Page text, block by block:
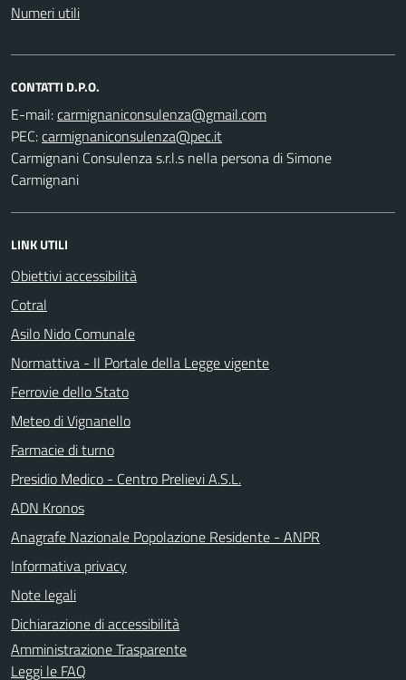
Numeri utili
CONTATTI D.P.O.
E-mail:
PEC:
Carmignani Consulenza s.r.l.s nella persona di Simone
Carmignani
LINK UTILI
Obiettivi accessibilità
Cotral
Asilo Nido Comunale
Normattiva - Il Portale della Legge vigente
Ferrovie dello Stato
Meteo di Vignanello
Farmacie di turno
Presidio Medico - Centro Prelievi A.S.L.
ADN Kronos
Anagrafe Nazionale Popolazione Residente - ANPR
Informativa privacy
Note legali
Dichiarazione di accessibilità
Amministrazione Trasparente
Leggi le FAQ